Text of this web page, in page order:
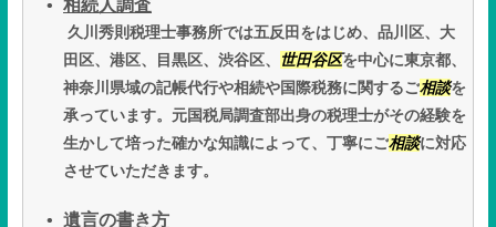
相続人調査
久川秀則税理士事務所では五反田をはじめ、品川区、大
田区、港区、目黒区、渋谷区、
世田谷区を中心に東京都、
神奈川県域の記帳代行や相続や国際税務に関するご相談を
承っています。元国税局調査部出身の税理士がその経験を
生かして培った確かな知識によって、丁寧にご相談に対応
させていただきます。
遺言の書き方